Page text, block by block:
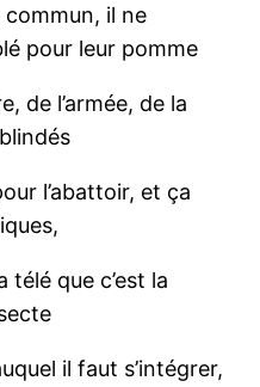
il ne
pour leur pomme
de l’armée, de la
l’abattoir, et ça
télé que c’est la
il faut s’intégrer,